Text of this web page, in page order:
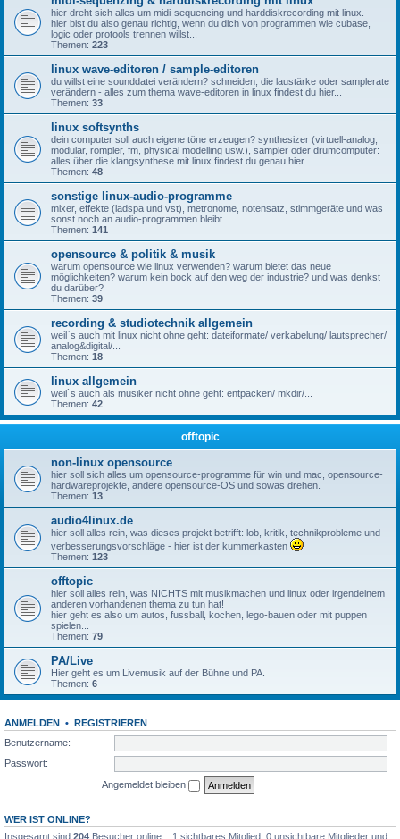
hier dreht sich alles um midi-sequencing und harddiskrecording mit linux.
hier bist du also genau richtig, wenn du dich von programmen wie cubase,
logic oder protools trennen willst...
Themen: 223
linux wave-editoren / sample-editoren
du willst eine sounddatei verändern? schneiden, die laustärke oder samplerate
verändern - alles zum thema wave-editoren in linux findest du hier...
Themen: 33
linux softsynths
dein computer soll auch eigene töne erzeugen? synthesizer (virtuell-analog,
modular, rompler, fm, physical modelling usw.), sampler oder drumcomputer:
alles über die klangsynthese mit linux findest du genau hier...
Themen: 48
sonstige linux-audio-programme
mixer, effekte (ladspa und vst), metronome, notensatz, stimmgeräte und was
sonst noch an audio-programmen bleibt...
Themen: 141
opensource & politik & musik
warum opensource wie linux verwenden? warum bietet das neue
möglichkeiten? warum kein bock auf den weg der industrie? und was denkst
du darüber?
Themen: 39
recording & studiotechnik allgemein
weil`s auch mit linux nicht ohne geht: dateiformate/ verkabelung/ lautsprecher/
analog&digital/...
Themen: 18
linux allgemein
weil`s auch als musiker nicht ohne geht: entpacken/ mkdir/...
Themen: 42
offtopic
non-linux opensource
hier soll sich alles um opensource-programme für win und mac, opensource-
hardwareprojekte, andere opensource-OS und sowas drehen.
Themen: 13
audio4linux.de
hier soll alles rein, was dieses projekt betrifft: lob, kritik, technikprobleme und
verbesserungsvorschläge - hier ist der kummerkasten
Themen: 123
offtopic
hier soll alles rein, was NICHTS mit musikmachen und linux oder irgendeinem
anderen vorhandenen thema zu tun hat!
hier geht es also um autos, fussball, kochen, lego-bauen oder mit puppen
spielen...
Themen: 79
PA/Live
Hier geht es um Livemusik auf der Bühne und PA.
Themen: 6
ANMELDEN • REGISTRIEREN
Benutzername:
Passwort:
Angemeldet bleiben
WER IST ONLINE?
Insgesamt sind 204 Besucher online :: 1 sichtbares Mitglied, 0 unsichtbare Mitglieder und